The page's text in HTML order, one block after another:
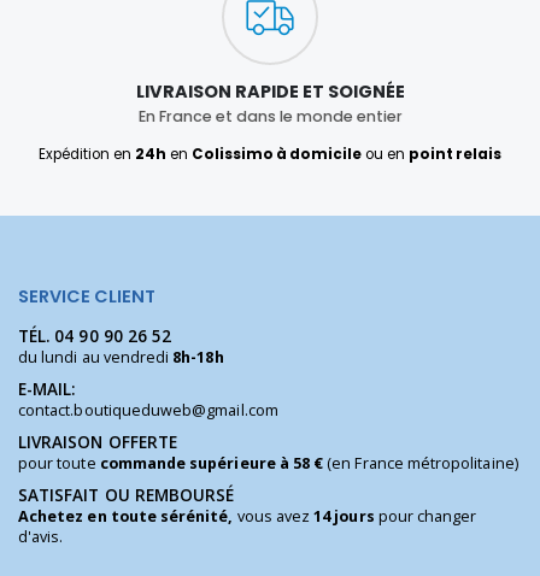
LIVRAISON RAPIDE ET SOIGNÉE
En France et dans le monde entier
Expédition en 24h en Colissimo à domicileou en point relais
SERVICE CLIENT
TÉL. 04 90 90 26 52
du lundi au vendredi 8h-18h
E-MAIL:
contact.boutiqueduweb@gmail.com
LIVRAISON OFFERTE
pour toute commande supérieure à 58 €(en France métropolitaine)
SATISFAIT OU REMBOURSÉ
Achetez en toute sérénité, vous avez14 jours pour changer
d'avis.